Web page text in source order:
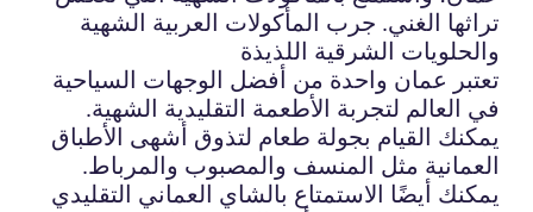
تراثها الغني. جرب المأكولات العربية الشهية
والحلويات الشرقية اللذيذة
تعتبر عمان واحدة من أفضل الوجهات السياحية
في العالم لتجربة الأطعمة التقليدية الشهية.
يمكنك القيام بجولة طعام لتذوق أشهى الأطباق
العمانية مثل المنسف والمصبوب والمرباط.
يمكنك أيضًا الاستمتاع بالشاي العماني التقليدي